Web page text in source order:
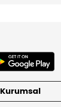
Kurumsal